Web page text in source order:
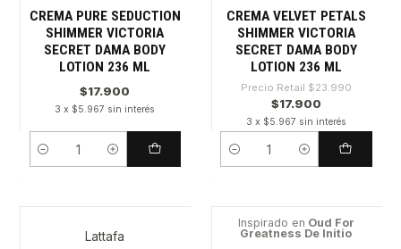
CREMA PURE SEDUCTION
SHIMMER VICTORIA
SECRET DAMA BODY
LOTION 236 ML
$17.900
3 x $5.967 sin interés
Cantidad
CREMA VELVET PETALS
SHIMMER VICTORIA
SECRET DAMA BODY
LOTION 236 ML
Precio Retail $23.990
$17.900
3 x $5.967 sin interés
Cantidad
Lattafa
Inspirado en Oud For
Greatness De Initio